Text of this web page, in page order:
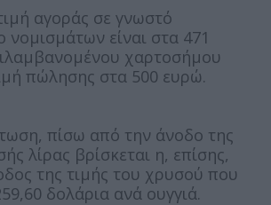
αγοράς σε γνωστό
νομισμάτων είναι στα 471
χαρτοσήμου
πώλησης στα 500 ευρώ.
πίσω από την άνοδο της
λίρας βρίσκεται η, επίσης,
της τιμής του χρυσού που
δολάρια ανά ουγγιά.